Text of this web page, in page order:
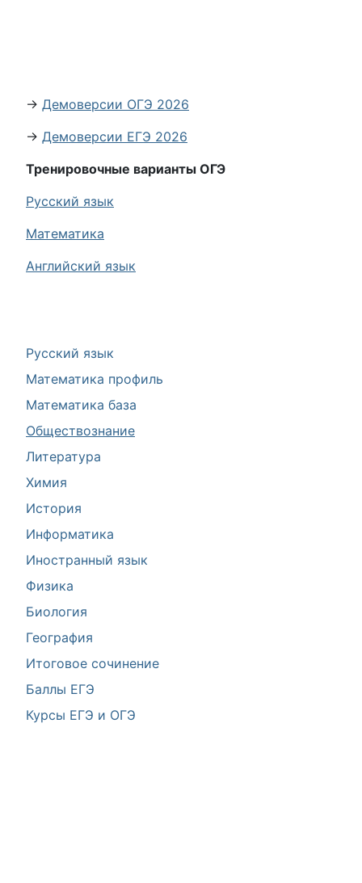
Русский язык
Математика профиль
Математика база
Обществознание
Литература
Химия
История
Информатика
Иностранный язык
Физика
Биология
География
Итоговое сочинение
Баллы ЕГЭ
Курсы ЕГЭ и ОГЭ
→ Демоверсии ОГЭ 2026
→ Демоверсии ЕГЭ 2026
Тренировочные варианты ОГЭ
Русский язык
Математика
Английский язык